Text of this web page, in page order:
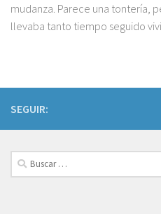
mudanza. Parece una tontería,
llevaba tanto tiempo seguido
SEGUIR:
Buscar: